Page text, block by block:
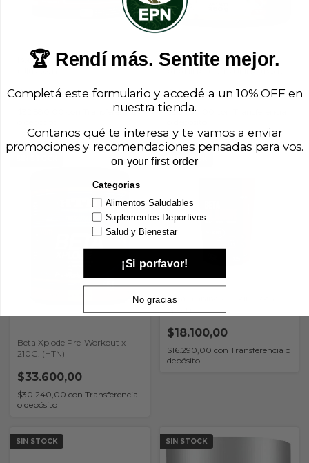
Beta Alanine x 300 g
(Ultratech)
$36.200,00
Transferencia
AMINO 8.1.1 - BCAA + BETA
ALANINA + CITRULINA (Body
$22.500,00
$20.250,00
Beta Xplode Pre-Workout x
210G. (HTN)
$33.600,00
$30.240,00 con Transferencia
o depósito
SIN STOCK
Beta-alanine x 225gr (Hoch
$18.100,00
$16.290,00 con Transferencia o
depósito
SIN STOCK SIN STOCK
🏆 Rendí más. Sentite mejor.
Completá este formulario y accedé a un 10% OFF en
nuestra tienda.
Contanos qué te interesa y te vamos a enviar
promociones y recomendaciones pensadas para vos.
on your first order
Categorias
Alimentos Saludables
Suplementos Deportivos
Salud y Bienestar
¡Si porfavor!
No gracias